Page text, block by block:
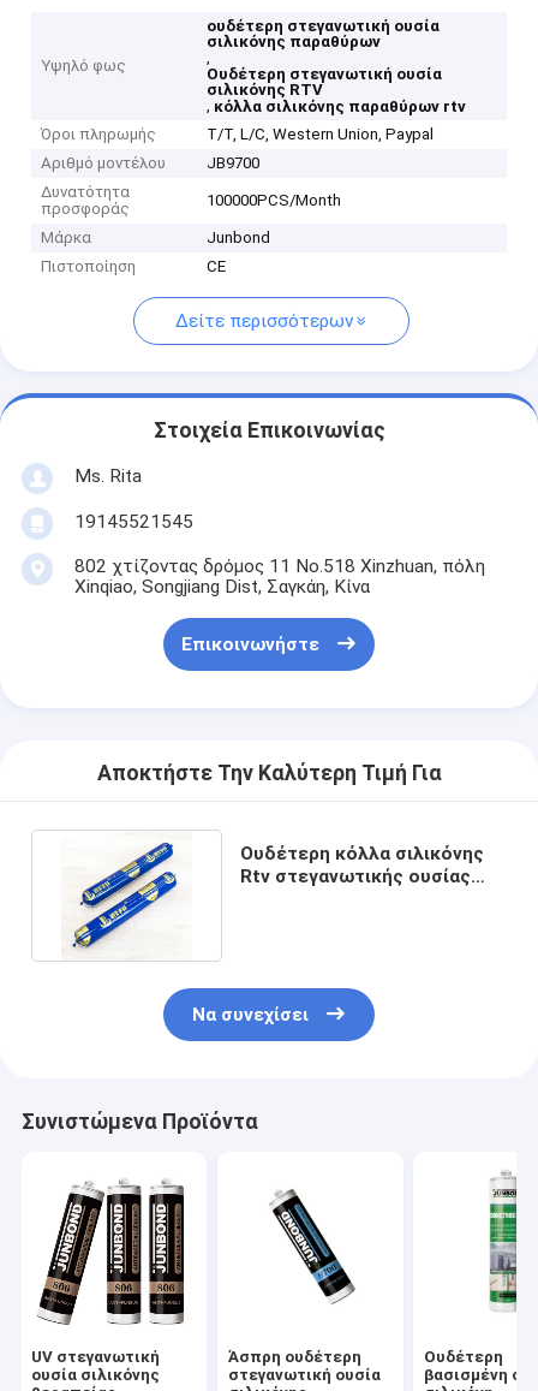
Υψηλό φως
ουδέτερη στεγανωτική ουσία
σιλικόνης παραθύρων
,
Ουδέτερη στεγανωτική ουσία
σιλικόνης RTV
, κόλλα σιλικόνης παραθύρων rtv
Όροι πληρωμής
T/T, L/C, Western Union, Paypal
Αριθμό μοντέλου
JB9700
Δυνατότητα
προσφοράς
100000PCS/Month
Μάρκα
Junbond
Πιστοποίηση
CE
Δείτε περισσότερων
Στοιχεία Επικοινωνίας
Ms. Rita
19145521545
802 χτίζοντας δρόμος 11 No.518 Xinzhuan, πόλη
Xinqiao, Songjiang Dist, Σαγκάη, Κίνα
Επικοινωνήστε
Αποκτήστε Την Καλύτερη Τιμή Για
Ουδέτερη κόλλα σιλικόνης
Rtv στεγανωτικής ουσίας
Να συνεχίσει
Συνιστώμενα Προϊόντα
UV στεγανωτική
ουσία σιλικόνης
Άσπρη ουδέτερη
στεγανωτική ουσία
Ουδέτερη
βασισμένη